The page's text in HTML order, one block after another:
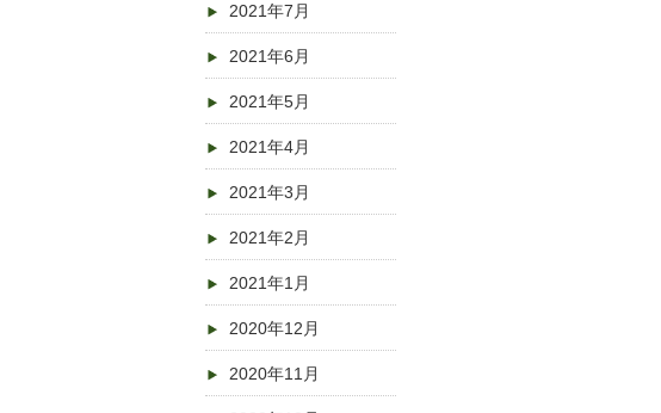
2021年7月
2021年6月
2021年5月
2021年4月
2021年3月
2021年2月
2021年1月
2020年12月
2020年11月